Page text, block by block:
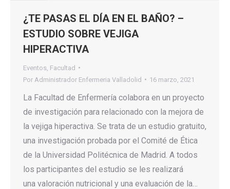
¿TE PASAS EL DÍA EN EL BAÑO? –
ESTUDIO SOBRE VEJIGA
HIPERACTIVA
Eventos Facultad
Por Administrador Enfermeria Valladolid 16 marzo, 2021
La Facultad de Enfermería colabora en un proyecto
de investigación para relacionado con la mejora de
la vejiga hiperactiva. Se trata de un estudio gratuito,
una investigación probada por el Comité de Ética
de la Universidad Politécnica de Madrid. A todos
los participantes del estudio se les realizará
una valoración nutricional y una evaluación de la…